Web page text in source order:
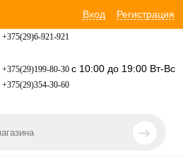
Вход Регистрация
+375(29)6-921-921
+375(29)199-80-30 с 10:00 до 19:00 Вт-Вс
+375(29)354-30-60